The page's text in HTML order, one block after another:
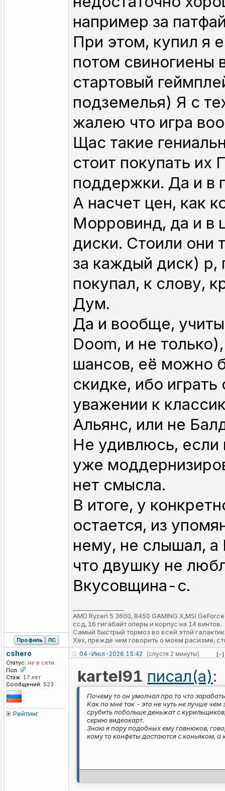
например за
При этом, купил я
потом свиногиены
стартовый
подземелья) Я с
жалею что игра
Щас такие
стоит покупать их
поддержки. Да и в
А насчет цен, как
Морровинд, да и в
диски. Стоили они
за каждый диск) р,
покупал, к слову,
Дум.
Да и вообще,
Doom, и не
шансов, её можно
скидке, ибо
уважении к
Альянс, или не
Не удивлюсь, если
уже
нет смысла.
В итоге, у
остается, из
нему, не слышал, а
что двушку не
Вкусовщина-с.
AMD Ryzen 5 3600, B450 GAMING X,MSI
ссд, 16 гигабайт оперы и корпус на 14 винтов.
Самый быстрый тормоз во всей этой
Хех, прежде чем говорить о моем расизме,
Профиль ЛС
cshero
Статус: не в сети
Пол:
Стаж: 17 лет
Сообщений: 523
Рейтинг
04-Июл-2026 15:42 (спустя 2 минуты) [-]
kartel91 писал(а):
Почему то он умолчал про то что
Как по мне так - это не чуть не лучше
срубить побольше деньжат с
серию видеокарт.
Знаю я пару подобных ему говнюков,
кому то конфеты достаются с коньяком, а